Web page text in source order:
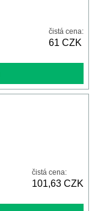
čistá cena:
61 CZK
čistá cena:
101,63 CZK